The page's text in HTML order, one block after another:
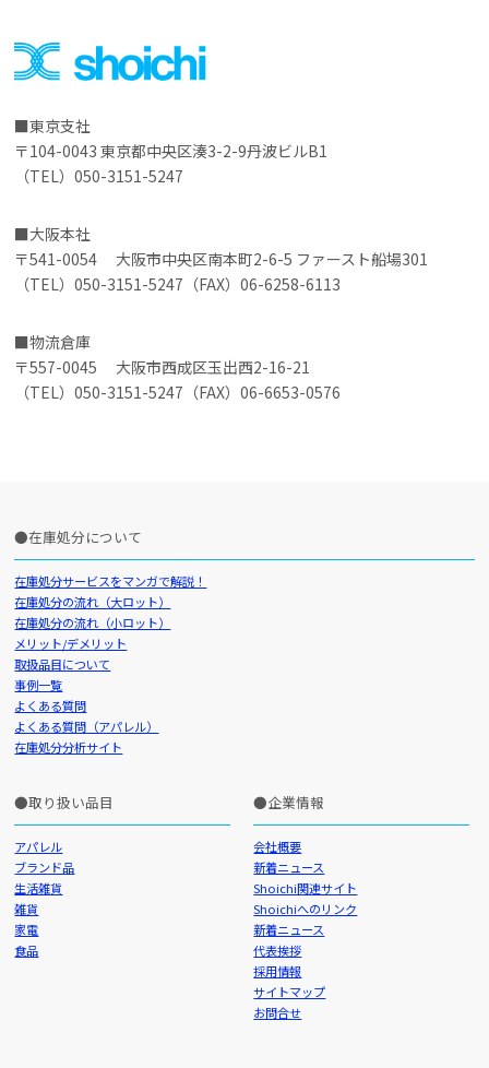
東京支社
〒104-0043 東京都中央区湊3-2-9丹波ビルB1
（TEL）050-3151-5247
大阪本社
〒541-0054 大阪市中央区南本町2-6-5 ファースト船場301
（TEL）050-3151-5247（FAX）06-6258-6113
物流倉庫
〒557-0045 大阪市西成区玉出西2-16-21
（TEL）050-3151-5247（FAX）06-6653-0576
在庫処分について
在庫処分サービスをマンガで解説！
在庫処分の流れ（大ロット）
在庫処分の流れ（小ロット）
メリット/デメリット
取扱品目について
事例一覧
よくある質問
よくある質問（アパレル）
在庫処分分析サイト
取り扱い品目
アパレル
ブランド品
生活雑貨
雑貨
家電
食品
企業情報
会社概要
新着ニュース
Shoichi関連サイト
Shoichiへのリンク
新着ニュース
代表挨拶
採用情報
サイトマップ
お問合せ